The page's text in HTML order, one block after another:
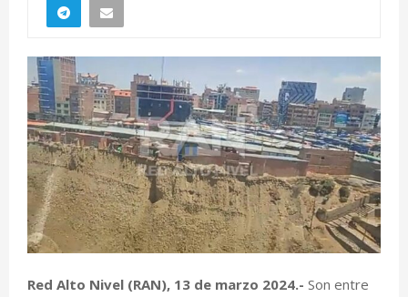
Red Alto Nivel (RAN), 13 de marzo 2024.- Son entre